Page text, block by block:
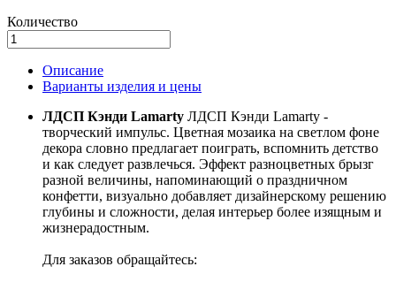
Количество
Описание
Варианты изделия и цены
ЛДСП Кэнди Lamarty ЛДСП Кэнди Lamarty -
творческий импульс. Цветная мозаика на светлом фоне
декора словно предлагает поиграть, вспомнить детство
и как следует развлечься. Эффект разноцветных брызг
разной величины, напоминающий о праздничном
конфетти, визуально добавляет дизайнерскому решению
глубины и сложности, делая интерьер более изящным и
жизнерадостным.
Для заказов обращайтесь: